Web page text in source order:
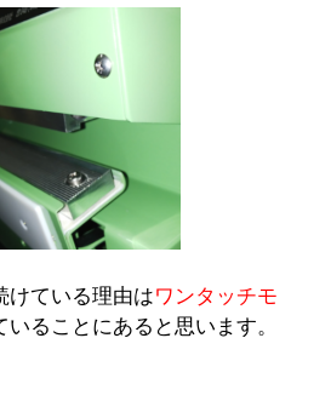
けている理由はワンタッチモ
いることにあると思います。